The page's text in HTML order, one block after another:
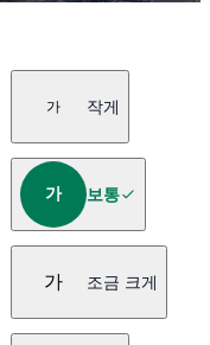
가 작게
가 보통
가 조금 크게